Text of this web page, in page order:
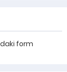
form